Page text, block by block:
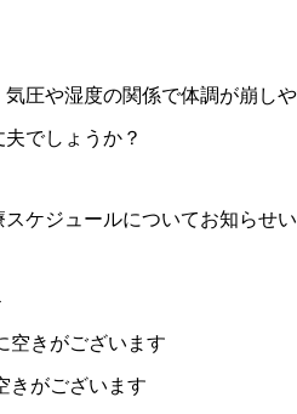
圧や湿度の関係で体調が崩しや
でしょうか？
ケジュールについてお知らせい
空きがございます
きがございます